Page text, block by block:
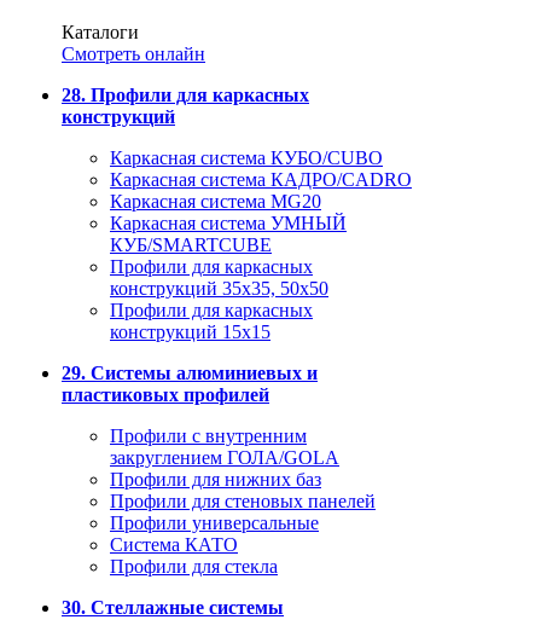
Каталоги
Смотреть онлайн
28. Профили для каркасных
конструкций
Каркасная система КУБО/CUBO
Каркасная система КАДРО/CADRO
Каркасная система MG20
Каркасная система УМНЫЙ
КУБ/SMARTCUBE
Профили для каркасных
конструкций 35x35, 50x50
Профили для каркасных
конструкций 15х15
29. Системы алюминиевых и
пластиковых профилей
Профили с внутренним
закруглением ГОЛА/GOLA
Профили для нижних баз
Профили для стеновых панелей
Профили универсальные
Система КАТО
Профили для стекла
30. Стеллажные системы